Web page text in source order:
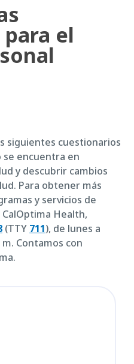
el
siguientes cuestionarios
encuentra en
y descubrir cambios
Para obtener más
y servicios de
CalOptima Health,
(TTY 711), de lunes a
m. Contamos con